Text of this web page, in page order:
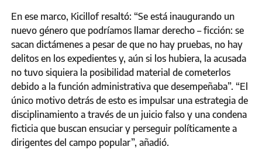
En ese marco, Kicillof resaltó: “Se está inaugurando un
nuevo género que podríamos llamar derecho – ficción: se
sacan dictámenes a pesar de que no hay pruebas, no hay
delitos en los expedientes y, aún si los hubiera, la acusada
no tuvo siquiera la posibilidad material de cometerlos
debido a la función administrativa que desempeñaba”. “El
único motivo detrás de esto es impulsar una estrategia de
disciplinamiento a través de un juicio falso y una condena
ficticia que buscan ensuciar y perseguir políticamente a
dirigentes del campo popular”, añadió.